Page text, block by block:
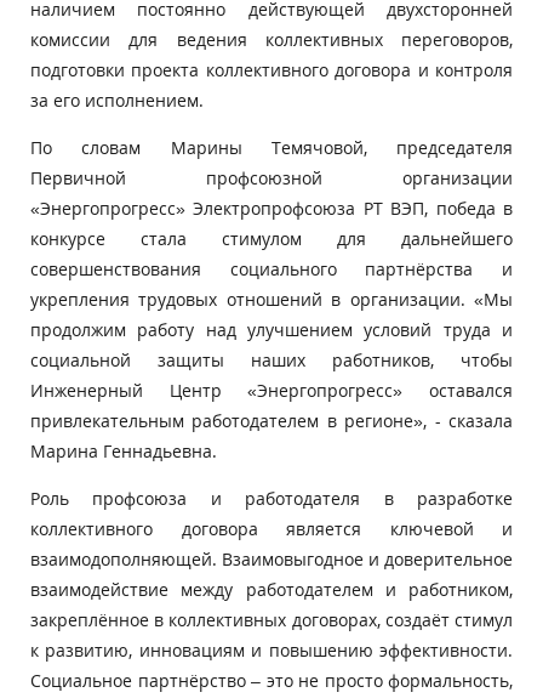
наличием постоянно действующей двухсторонней
комиссии для ведения коллективных переговоров,
подготовки проекта коллективного договора и контроля
за его исполнением.
По словам Марины Темячовой, председателя
Первичной профсоюзной организации
«Энергопрогресс» Электропрофсоюза РТ ВЭП, победа в
конкурсе стала стимулом для дальнейшего
совершенствования социального партнёрства и
укрепления трудовых отношений в организации. «Мы
продолжим работу над улучшением условий труда и
социальной защиты наших работников, чтобы
Инженерный Центр «Энергопрогресс» оставался
привлекательным работодателем в регионе», - сказала
Марина Геннадьевна.
Роль профсоюза и работодателя в разработке
коллективного договора является ключевой и
взаимодополняющей. Взаимовыгодное и доверительное
взаимодействие между работодателем и работником,
закреплённое в коллективных договорах, создаёт стимул
к развитию, инновациям и повышению эффективности.
Социальное партнёрство – это не просто формальность,